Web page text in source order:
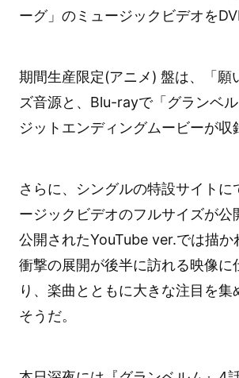
ーグ」のミュージックビデオを
期間生産限定(アニメ) 盤は、「願
ズ音源と、Blu-rayで「グランベ
ジットエンディングムービーが収
さらに、シングルの特設サイトに
ージックビデオのフルサイズが公
公開されたYouTube ver.では描か
衝撃の展開が後半に訪れる映像に
り、楽曲とともに大きな注目を集
そうだ。